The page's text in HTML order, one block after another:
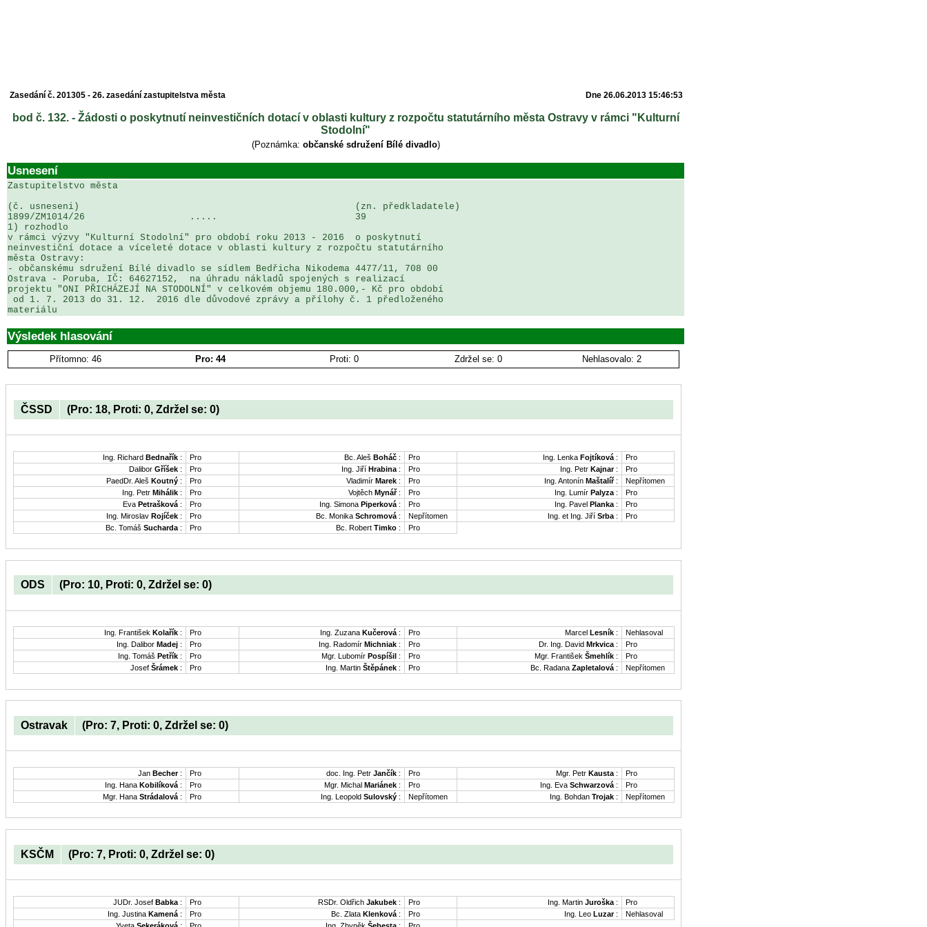
Zasedání č. 201305 - 26. zasedání zastupitelstva města Dne 26.06.2013 15:46:53
bod č. 132. - Žádosti o poskytnutí neinvestičních dotací v oblasti kultury z rozpočtu statutárního města Ostravy v rámci "Kulturní
Stodolní"
(Poznámka: občanské sdružení Bílé divadlo)
Usnesení
Zastupitelstvo města
(č. usneseni)                                                  (zn. předkladatele)
1899/ZM1014/26                   .....                         39
1) rozhodlo
v rámci výzvy "Kulturní Stodolní" pro období roku 2013 - 2016  o poskytnutí
neinvestiční dotace a víceleté dotace v oblasti kultury z rozpočtu statutárního
města Ostravy:
- občanskému sdružení Bílé divadlo se sídlem Bedřicha Nikodema 4477/11, 708 00
Ostrava - Poruba, IČ: 64627152,  na úhradu nákladů spojených s realizací
projektu "ONI PŘICHÁZEJÍ NA STODOLNÍ" v celkovém objemu 180.000,- Kč pro období
materiálu
Výsledek hlasování
Přítomno: 46 Pro: 44 Proti: 0 Zdržel se: 0 Nehlasovalo: 2
ČSSD (Pro: 18, Proti: 0, Zdržel se: 0)
Ing. Richard Bednařík : Pro Bc. Aleš Boháč : Pro Ing. Lenka Fojtíková :
Pro
Dalibor Gříšek : Pro Ing. Jiří Hrabina : Pro Ing. Petr Kajnar:
Pro
PaedDr. Aleš Koutný : Pro Vladimír Marek : Pro Ing. Antonín Maštalíř:
Nepřítomen
Ing. Petr Mihálik : Pro Vojtěch Mynář: Pro Ing. Lumír Palyza :
Pro
Eva Petrašková : Pro Ing. Simona Piperková : Pro Ing. Pavel Planka :
Pro
Ing. Miroslav Rojíček : Pro Bc. Monika Schromová : Nepřítomen Ing. et Ing. Jiří Srba :
Pro
Bc. Tomáš Sucharda : Pro Bc. Robert Timko : Pro
ODS (Pro: 10, Proti: 0, Zdržel se: 0)
Ing. František Kolařík : Pro Ing. Zuzana Kučerová: Pro Marcel Lesník :
Nehlasoval
Ing. Dalibor Madej : Pro Ing. Radomír Michniak : Pro Dr. Ing. David Mrkvica:
Pro
Ing. Tomáš Petřík : Pro Mgr. Lubomír Pospíšil : Pro Mgr. František Šmehlík :
Pro
Josef Šrámek : Pro Ing. Martin Štěpánek : Pro Bc. Radana Zapletalová: Nepřítomen
Ostravak (Pro: 7, Proti: 0, Zdržel se: 0)
Jan Becher: Pro doc. Ing. Petr Jančík : Pro Mgr. Petr Kausta :
Pro
Ing. Hana Kobilíková : Pro Mgr. Michal Mariánek : Pro Ing. Eva Schwarzová :
Pro
Mgr. Hana Strádalová : Pro Ing. Leopold Sulovský : Nepřítomen Ing. Bohdan Trojak : Nepřítomen
KSČM (Pro: 7, Proti: 0, Zdržel se: 0)
JUDr. Josef Babka : Pro RSDr. Oldřich Jakubek : Pro Ing. Martin Juroška :
Pro
Ing. Justina Kamená : Pro Bc. Zlata Klenková : Pro Ing. Leo Luzar:
Nehlasoval